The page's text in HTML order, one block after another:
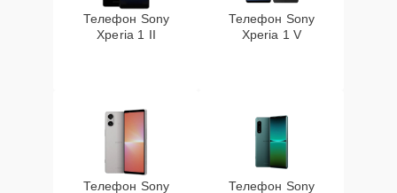
Телефон Sony
Xperia 1 II
Телефон Sony
Xperia 1 V
Телефон Sony
Телефон Sony